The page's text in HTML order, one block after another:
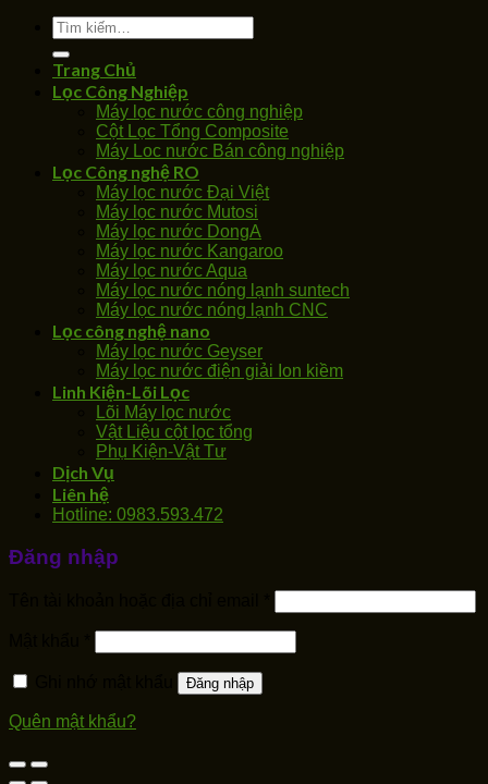
Tìm
kiếm:
Trang Chủ
Lọc Công Nghiệp
Máy lọc nước công nghiệp
Cột Lọc Tổng Composite
Máy Loc nước Bán công nghiệp
Lọc Công nghệ RO
Máy lọc nước Đại Việt
Máy lọc nước Mutosi
Máy lọc nước DongA
Máy lọc nước Kangaroo
Máy lọc nước Aqua
Máy lọc nước nóng lạnh suntech
Máy lọc nước nóng lạnh CNC
Lọc công nghệ nano
Máy lọc nước Geyser
Máy lọc nước điện giải Ion kiềm
Linh Kiện-Lõi Lọc
Lõi Máy lọc nước
Vật Liệu cột lọc tổng
Phụ Kiện-Vật Tư
Dịch Vụ
Liên hệ
Hotline: 0983.593.472
Đăng nhập
Đăng nhập
Quên mật khẩu?